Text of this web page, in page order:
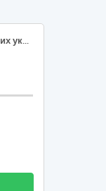
Вода питна негазована для найпростіших укриттів дошкільних закладів освіти міста Дніпра, 1,5 л